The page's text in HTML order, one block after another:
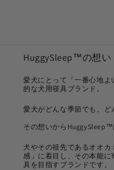
HuggySleep™の想い
愛犬にとって「一番心地
的な犬用寝具ブランド。
愛犬がどんな季節でも、ど
その想いからHuggySleep™
犬やその祖先であるオオ
感」に着目し、その本能
具を目指すブランドです。